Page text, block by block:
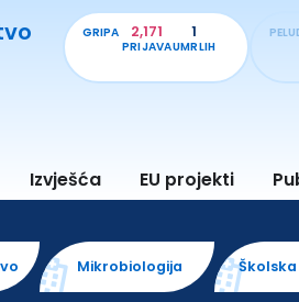
GRIPA
PRIJAVA
2,171
UMRLIH
1
Izvješća EU projekti
Mikrobiologija